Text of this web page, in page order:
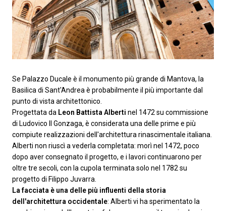
Se Palazzo Ducale è il monumento più grande di Mantova, la
Basilica di Sant'Andrea è probabilmente il più importante dal
punto di vista architettonico.
Progettata da Leon Battista Alberti nel 1472 su commissione
di Ludovico II Gonzaga, è considerata una delle prime e più
compiute realizzazioni dell'architettura rinascimentale italiana.
Alberti non riuscì a vederla completata: morì nel 1472, poco
dopo aver consegnato il progetto, e i lavori continuarono per
oltre tre secoli, con la cupola terminata solo nel 1782 su
progetto di Filippo Juvarra.
La facciata è una delle più influenti della storia
dell'architettura occidentale: Alberti vi ha sperimentato la